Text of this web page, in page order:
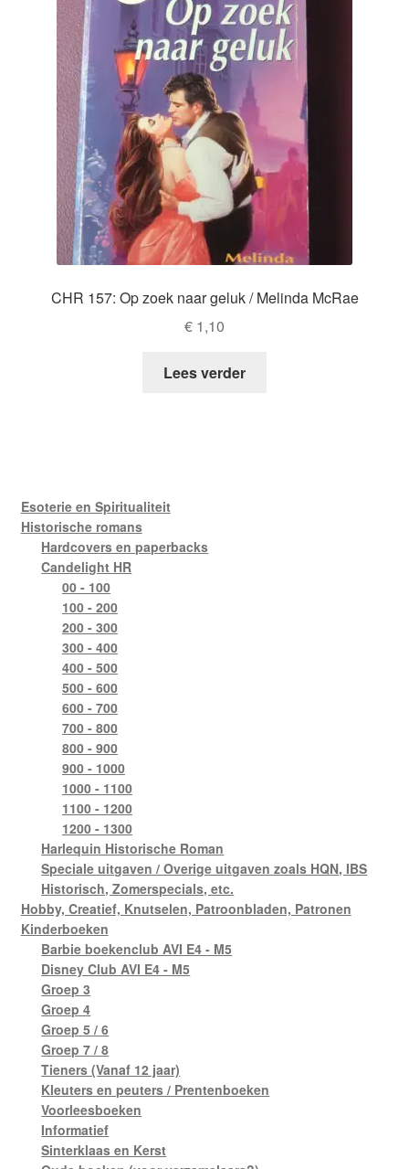
CHR 157: Op zoek naar geluk / Melinda McRae
€ 1,10
Lees verder
Esoterie en Spiritualiteit
Historische romans
Hardcovers en paperbacks
Candelight HR
00 - 100
100 - 200
200 - 300
300 - 400
400 - 500
500 - 600
600 - 700
700 - 800
800 - 900
900 - 1000
1000 - 1100
1100 - 1200
1200 - 1300
Harlequin Historische Roman
Speciale uitgaven / Overige uitgaven zoals HQN, IBS
Historisch, Zomerspecials, etc.
Hobby, Creatief, Knutselen, Patroonbladen, Patronen
Kinderboeken
Barbie boekenclub AVI E4 - M5
Disney Club AVI E4 - M5
Groep 3
Groep 4
Groep 5 / 6
Groep 7 / 8
Tieners (Vanaf 12 jaar)
Kleuters en peuters / Prentenboeken
Voorleesboeken
Informatief
Sinterklaas en Kerst